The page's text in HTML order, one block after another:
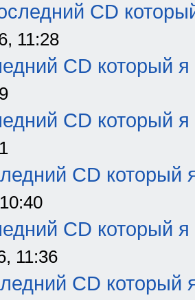
CD
11:28
CD который я
CD который я
CD который
CD который я
11:36
CD который